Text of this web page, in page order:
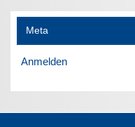
Meta
Anmelden